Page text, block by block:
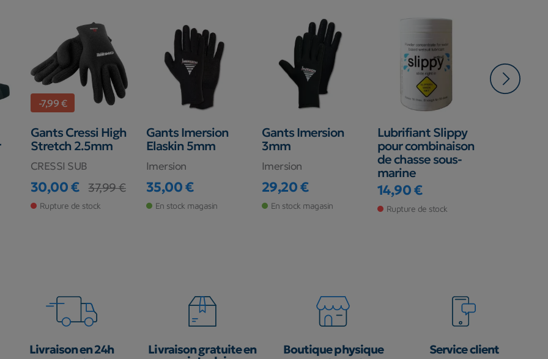
-7,99 €
Gants Cressi High
Stretch 2.5mm
CRESSI SUB
Prix
30,00 €
Prix de base
37,99 €
Rupture de stock
Gants Imersion
Elaskin 5mm
Imersion
Prix
35,00 €
En stock magasin
Gants Imersion
3mm
Imersion
Prix
29,20 €
En stock magasin
Lubrifiant Slippy
pour combinaison
de chasse sous-
marine
Prix
14,90 €
Rupture de stock
Livraison en 24h Livraison gratuite en Boutique physique Service client